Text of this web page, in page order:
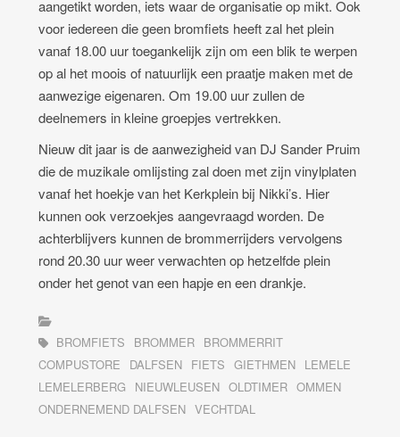
aangetikt worden, iets waar de organisatie op mikt. Ook
voor iedereen die geen bromfiets heeft zal het plein
vanaf 18.00 uur toegankelijk zijn om een blik te werpen
op al het moois of natuurlijk een praatje maken met de
aanwezige eigenaren. Om 19.00 uur zullen de
deelnemers in kleine groepjes vertrekken.
Nieuw dit jaar is de aanwezigheid van DJ Sander Pruim
die de muzikale omlijsting zal doen met zijn vinylplaten
vanaf het hoekje van het Kerkplein bij Nikki’s. Hier
kunnen ook verzoekjes aangevraagd worden. De
achterblijvers kunnen de brommerrijders vervolgens
rond 20.30 uur weer verwachten op hetzelfde plein
onder het genot van een hapje en een drankje.
BROMFIETS BROMMER BROMMERRIT
COMPUSTORE
DALFSEN FIETS GIETHMEN LEMELE
LEMELERBERG
NIEUWLEUSEN OLDTIMER OMMEN
ONDERNEMEND DALFSEN VECHTDAL